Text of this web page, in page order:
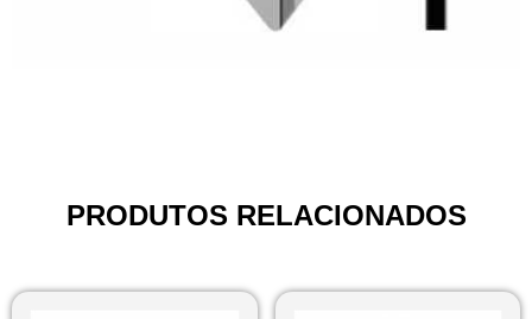
PRODUTOS RELACIONADOS